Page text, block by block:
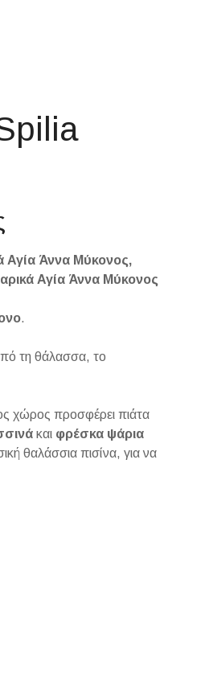
Αγία Άννα Μύκονος,
Αγία Άννα Μύκονος
.
τη θάλασσα, το
χώρος προσφέρει πιάτα
και φρέσκα ψάρια
θαλάσσια πισίνα, για να